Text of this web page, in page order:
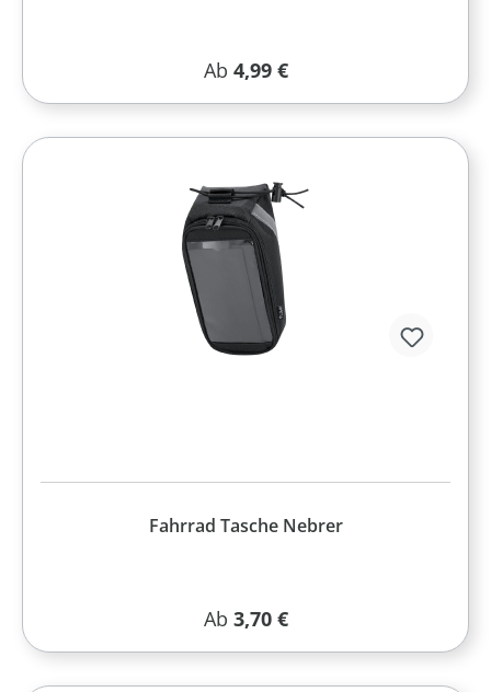
Regulärer Preis:
Ab 4,99 €
Fahrrad Tasche Nebrer
Regulärer Preis:
Ab 3,70 €